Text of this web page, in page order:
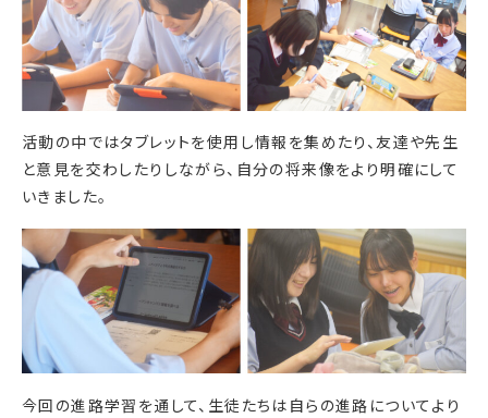
活動の中ではタブレットを使用し情報を集めたり、友達や先生
と意見を交わしたりしながら、自分の将来像をより明確にして
いきました。
今回の進路学習を通して、生徒たちは自らの進路についてより